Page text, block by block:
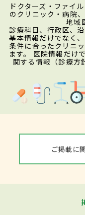
ドクターズ・ファイ
のクリニック・病院
地域
診療科目、行政区、
基本情報だけでなく
条件に合ったクリニ
ます。 医院情報だけ
関する情報（診療方
ご掲載に